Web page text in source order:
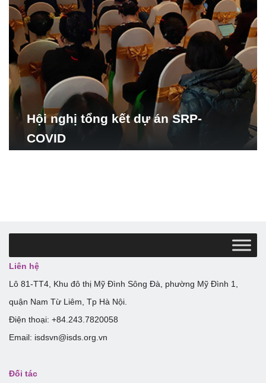
Hội nghị tổng kết dự án SRP-
COVID
Liên hệ
Lô 81-TT4, Khu đô thị Mỹ Đình Sông Đà, phường Mỹ Đình 1,
quận Nam Từ Liêm, Tp Hà Nội.
Điện thoại: +84.243.7820058
Email: isdsvn@isds.org.vn
Đối tác